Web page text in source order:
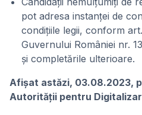
pot adresa instanței de
condițiile legii, conform
Guvernului României nr.
și completările ulterioare.
Afişat astăzi, 03.08.2023,
Autorității pentru